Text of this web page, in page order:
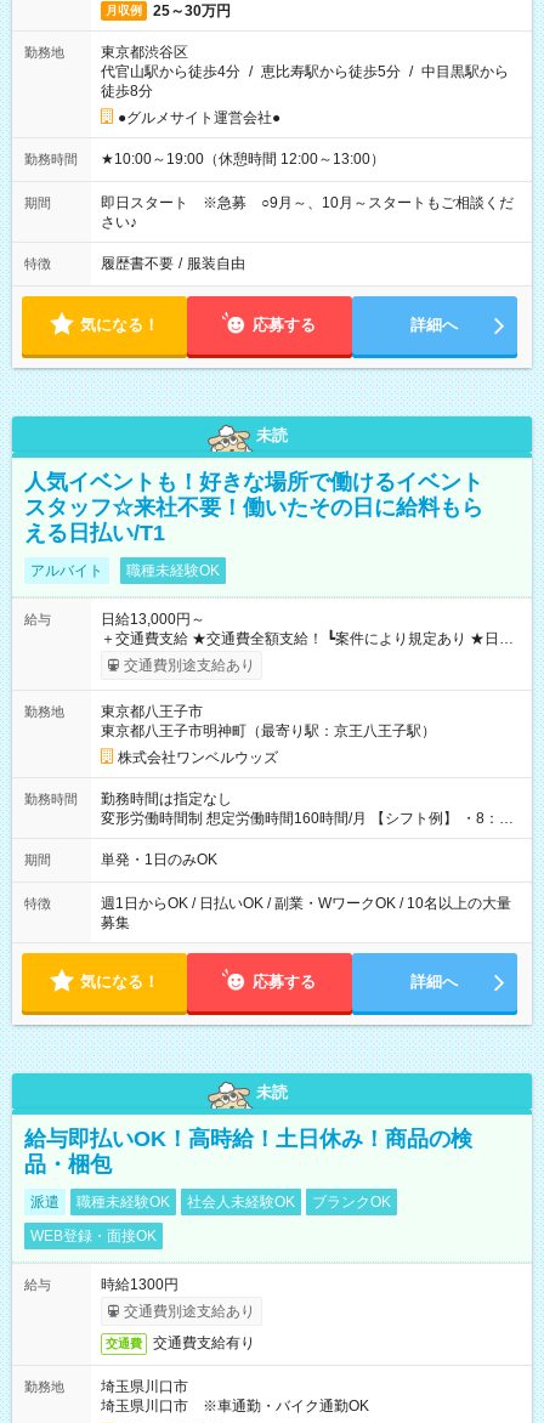
月収例 25～30万円
勤務地
東京都渋谷区
代官山駅から徒歩4分 / 恵比寿駅から徒歩5分 / 中目黒駅から
徒歩8分
●グルメサイト運営会社●
勤務時間 ★10:00～19:00（休憩時間 12:00～13:00）
期間
即日スタート ※急募 ○9月～、10月～スタートもご相談くだ
さい♪
特徴 履歴書不要 / 服装自由
気になる！ 応募する 詳細へ
未読
人気イベントも！好きな場所で働けるイベント
スタッフ☆来社不要！働いたその日に給料もら
える日払い/T1
アルバイト 職種未経験OK
給与
日給13,000円～
＋交通費支給 ★交通費全額支給！ ┗案件により規定あり ★日払
いOK！（規定あり） ┗働いたその日に現金GET♪ お仕事後はコ
ンビニATMから 日払い分を引き落とせます！ 【試用期間】試
交通費別途支給あり
勤務地
東京都八王子市
東京都八王子市明神町（最寄り駅：京王八王子駅）
株式会社ワンベルウッズ
勤務時間
勤務時間は指定なし
変形労働時間制 想定労働時間160時間/月 【シフト例】 ・8：00
～21：00
期間 単発・1日のみOK
特徴
週1日からOK / 日払いOK / 副業・WワークOK / 10名以上の大量
募集
気になる！ 応募する 詳細へ
未読
給与即払いOK！高時給！土日休み！商品の検
品・梱包
派遣 職種未経験OK 社会人未経験OK
ブランクOK
WEB登録・面接OK
給与
時給1300円
交通費別途支給あり
交通費 交通費支給有り
勤務地
埼玉県川口市
埼玉県川口市 ※車通勤・バイク通勤OK